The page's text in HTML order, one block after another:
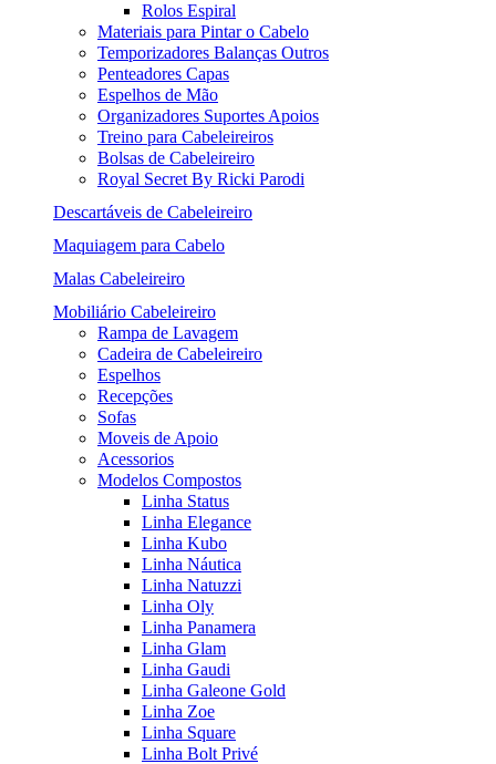
Rolos Espiral
Materiais para Pintar o Cabelo
Temporizadores Balanças Outros
Penteadores Capas
Espelhos de Mão
Organizadores Suportes Apoios
Treino para Cabeleireiros
Bolsas de Cabeleireiro
Royal Secret By Ricki Parodi
Descartáveis de Cabeleireiro
Maquiagem para Cabelo
Malas Cabeleireiro
Mobiliário Cabeleireiro
Rampa de Lavagem
Cadeira de Cabeleireiro
Espelhos
Recepções
Sofas
Moveis de Apoio
Acessorios
Modelos Compostos
Linha Status
Linha Elegance
Linha Kubo
Linha Náutica
Linha Natuzzi
Linha Oly
Linha Panamera
Linha Glam
Linha Gaudi
Linha Galeone Gold
Linha Zoe
Linha Square
Linha Bolt Privé